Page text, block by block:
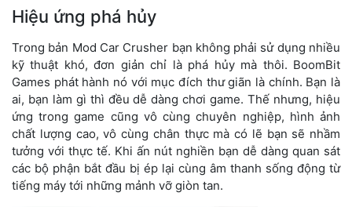
Hiệu ứng phá hủy
Trong bản Mod Car Crusher bạn không phải sử dụng nhiều
kỹ thuật khó, đơn giản chỉ là phá hủy mà thôi. BoomBit
Games phát hành nó với mục đích thư giãn là chính. Bạn là
ai, bạn làm gì thì đều dễ dàng chơi game. Thế nhưng, hiệu
ứng trong game cũng vô cùng chuyên nghiệp, hình ảnh
chất lượng cao, vô cùng chân thực mà có lẽ bạn sẽ nhầm
tưởng với thực tế. Khi ấn nút nghiền bạn dễ dàng quan sát
các bộ phận bắt đầu bị ép lại cùng âm thanh sống động từ
tiếng máy tới những mảnh vỡ giòn tan.